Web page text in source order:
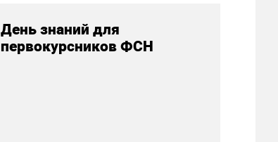
День знаний для
первокурсников ФСН